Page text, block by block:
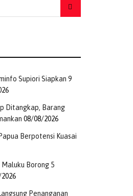
Supiori Siapkan 9
Ditangkap, Barang
08/08/2026
Berpotensi Kuasai
Borong 5
Penanganan